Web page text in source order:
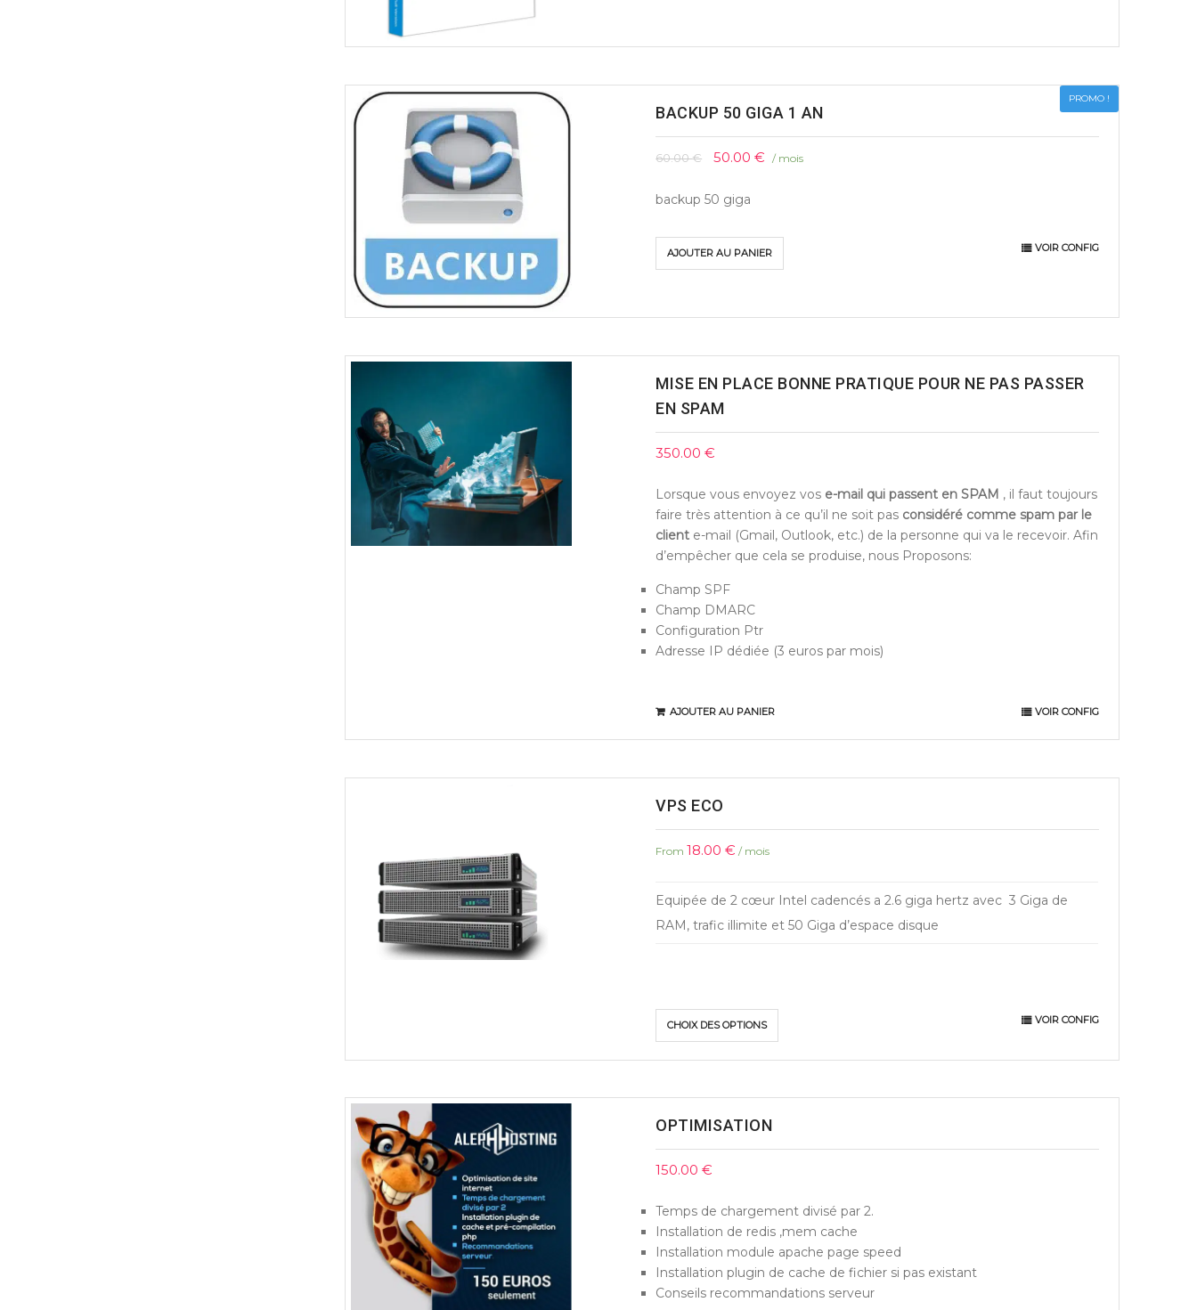
PROMO !
BACKUP 50 GIGA 1 AN
60.00€ 50.00€ / mois
backup 50 giga
AJOUTER AU PANIER VOIR CONFIG
MISE EN PLACE BONNE PRATIQUE POUR NE PAS PASSER
EN SPAM
350.00€
Lorsque vous envoyez vos e-mail qui passent en SPAM , il faut toujours
faire très attention à ce qu’il ne soit pas considéré comme spam par le
client e-mail (Gmail, Outlook, etc.) de la personne qui va le recevoir. Afin
d’empêcher que cela se produise, nous Proposons:
Champ SPF
Champ DMARC
Configuration Ptr
Adresse IP dédiée (3 euros par mois)
AJOUTER AU PANIER VOIR CONFIG
VPS ECO
From18.00€ / mois
Equipée de 2 cœur Intel cadencés a 2.6 giga hertz avec 3 Giga de
RAM, trafic illimite et 50 Giga d’espace disque
CHOIX DES OPTIONS VOIR CONFIG
OPTIMISATION
150.00€
Temps de chargement divisé par 2.
Installation de redis ,mem cache
Installation module apache page speed
Installation plugin de cache de fichier si pas existant
Conseils recommandations serveur